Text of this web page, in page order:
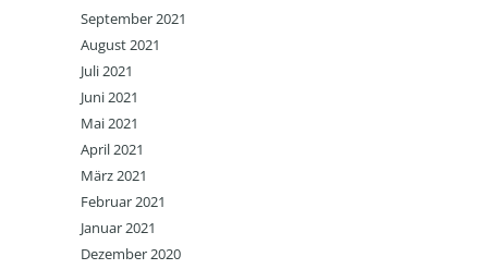
September 2021
August 2021
Juli 2021
Juni 2021
Mai 2021
April 2021
März 2021
Februar 2021
Januar 2021
Dezember 2020